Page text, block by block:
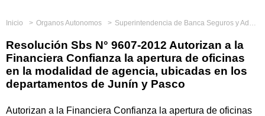
Inicio Organos Autonomos Superintendencia de Banca Seguros y Administradoras Privadas de Fondos de Pensiones
Resolución Sbs N° 9607-2012 Autorizan a la
Financiera Confianza la apertura de oficinas
en la modalidad de agencia, ubicadas en los
departamentos de Junín y Pasco
Autorizan a la Financiera Confianza la apertura de oficinas